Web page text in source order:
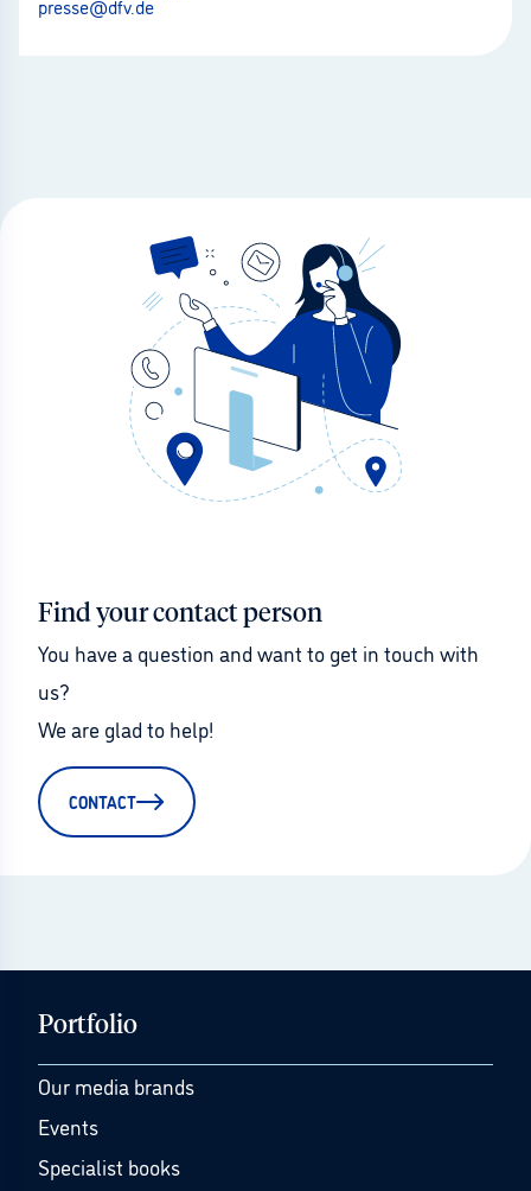
presse@dfv.de
Find your contact person
You have a question and want to get in touch with
us?
We are glad to help!
CONTACT
Portfolio
Our media brands
Events
Specialist books